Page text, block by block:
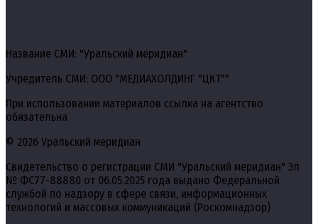
Название СМИ: "Уральский меридиан"
Учредитель СМИ: ООО "МЕДИАХОЛДИНГ "ЦКТ""
При использовании материалов ссылка на агентство
обязательна
© 2026 Уральский меридиан
Свидетельство о регистрации СМИ "Уральский меридиан" Эл
№ ФС77-88880 от 06.05.2025 года выдано Федеральной
службой по надзору в сфере связи, информационных
технологий и массовых коммуникаций (Роскомнадзор)